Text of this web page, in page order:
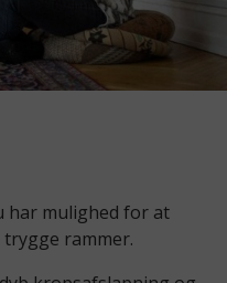
har mulighed for at
trygge rammer.